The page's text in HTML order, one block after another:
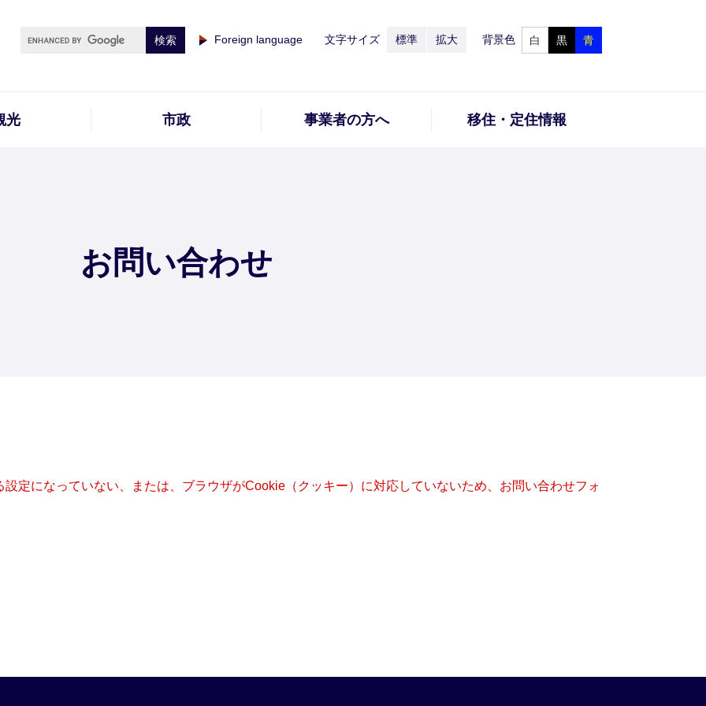
Foreign language 文字サイズ 標準 拡大 背景色 白 黒 青
光 市政 事業者の方へ 移住・定住情報
お問い合わせ
定になっていない、または、ブラウザがCookie（クッキー）に対応していないため、お問い合わせフォ